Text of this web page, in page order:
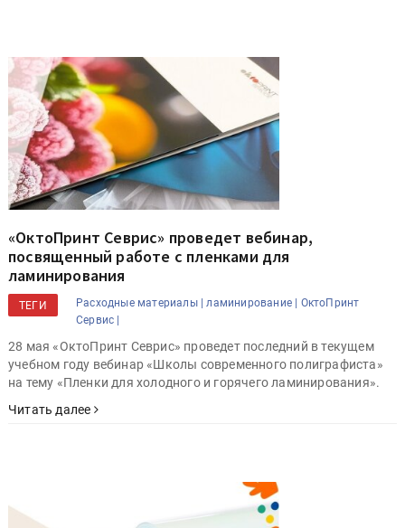
«ОктоПринт Севрис» проведет вебинар,
посвященный работе с пленками для
ламинирования
ТЕГИ Расходные материалы | ламинирование |
ОктоПринт
Сервис |
28 мая «ОктоПринт Севрис» проведет последний в текущем
учебном году вебинар «Школы современного полиграфиста»
на тему «Пленки для холодного и горячего ламинирования».
Читать далее